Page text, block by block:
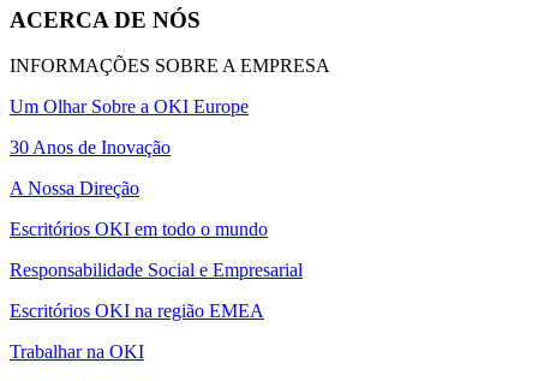
ACERCA DE NÓS
INFORMAÇÕES SOBRE A EMPRESA
Um Olhar Sobre a OKI Europe
30 Anos de Inovação
A Nossa Direção
Escritórios OKI em todo o mundo
Responsabilidade Social e Empresarial
Escritórios OKI na região EMEA
Trabalhar na OKI